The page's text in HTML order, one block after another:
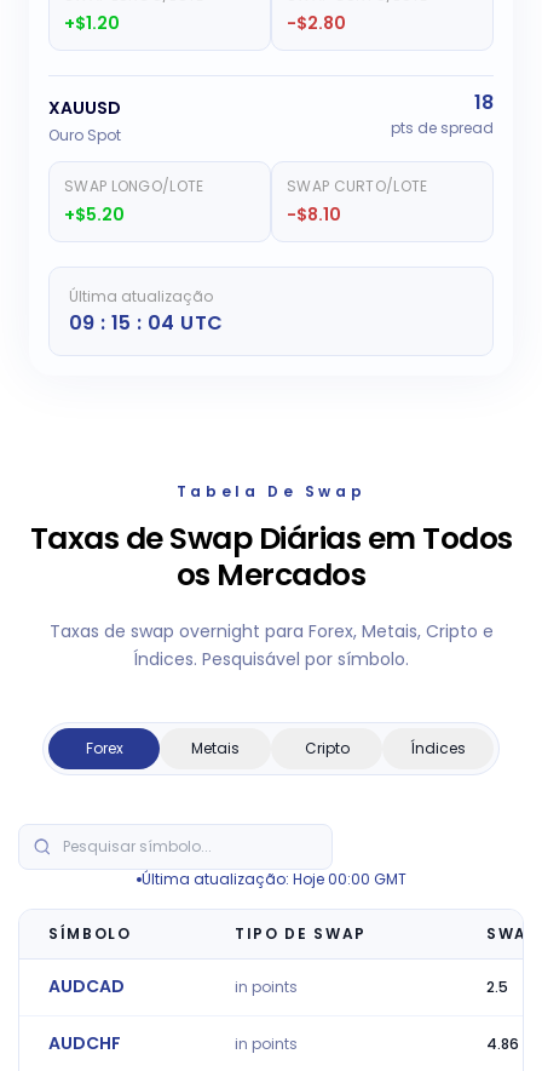
+$1.20 -$2.80
XAUUSD
Ouro Spot
18
pts de spread
SWAP LONGO/LOTE
+$5.20
SWAP CURTO/LOTE
-$8.10
Última atualização
09 : 15 : 04 UTC
Tabela De Swap
Taxas de Swap Diárias em Todos
os Mercados
Taxas de swap overnight para Forex, Metais, Cripto e
Índices. Pesquisável por símbolo.
Forex Metais Cripto Índices
Última atualização: Hoje 00:00 GMT
SÍMBOLO TIPO DE SWAP
AUDCAD in points 2.5
AUDCHF in points 4.86